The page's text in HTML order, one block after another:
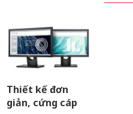
Thiết kế đơn
giản, cứng cáp